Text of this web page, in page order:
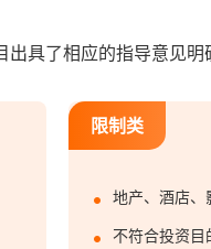
出具了相应的指导意见
限制类
地产、酒店、
不符合投资目